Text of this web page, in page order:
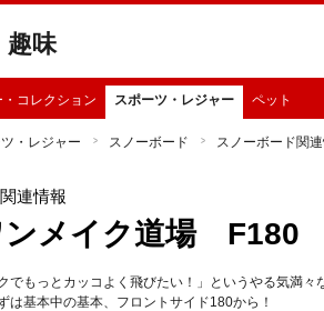
趣味
・コレクション スポーツ・レジャー ペット
・レジャー スノーボード スノーボード関
連情報
ンメイク道場 F180
でもっとカッコよく飛びたい！」というやる気満
は基本中の基本、フロントサイド180から！